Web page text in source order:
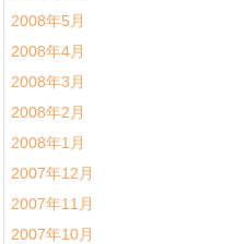
2008年5月
2008年4月
2008年3月
2008年2月
2008年1月
2007年12月
2007年11月
2007年10月